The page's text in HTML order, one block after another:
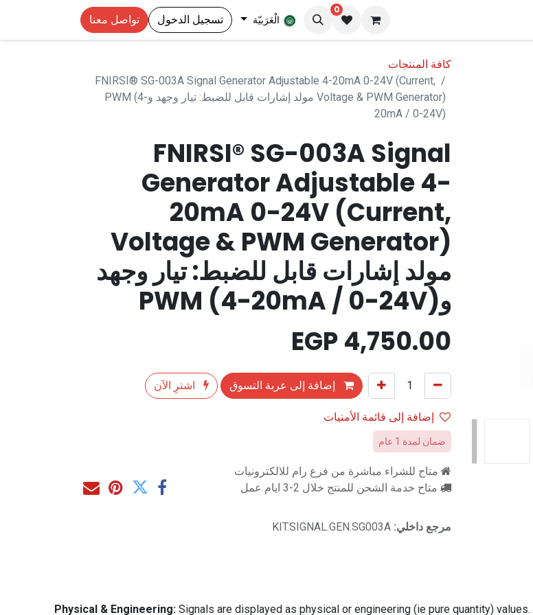
0
الْعَرَبيّة تسجيل الدخول تواصل معنا
كافة المنتجات
FNIRSI® SG-003A Signal Generator Adjustable 4-20mA 0-24V (Current,
Voltage & PWM Generator) مولد إشارات قابل للضبط: تيار وجهد وPWM (4-
20mA / 0-24V)
FNIRSI® SG-003A Signal
Generator Adjustable 4-
20mA 0-24V (Current,
Voltage & PWM Generator)
مولد إشارات قابل للضبط: تيار وجهد
وPWM (4-20mA / 0-24V)
4,750.00
إضافة إلى عربة التسوق
اشترِ الآن
إضافة إلى قائمة الأمنيات
ضمان لمدة 1 عام
متاح للشراء مباشرة من فرع رام للالكترونيات
متاح خدمة الشحن للمنتج خلال 2-3 ايام عمل
مرجع داخلي: KIT.SIGNAL.GEN.SG003A
Physical & Engineering: Signals are displayed as physical or engineering (ie pure quantity)